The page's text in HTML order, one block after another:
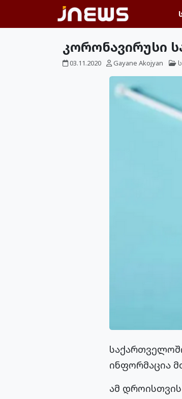
კორონავირუსი
03.11.2020 Gayane Akojyan
ინფორმაცია
ამ